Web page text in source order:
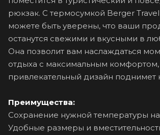
рюкзак. С термосумкой Berger
можете быть уверены, что ваши
останутся свежими и вкусными в
Она позволит вам наслаждаться
отдыха с максимальным комфортом,
привлекательный дизайн поднимет
Преимущества:
Сохранение нужной температуры на
Удобные размеры и